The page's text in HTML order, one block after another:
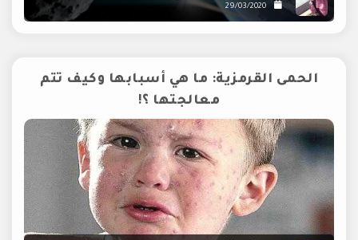
29/03/2020
الحمى القرمزية: ما هي أسبابها وكيف تتم
معالجتها ؟!